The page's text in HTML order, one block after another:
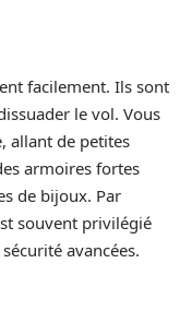
facilement. Ils sont
le vol. Vous
allant de petites
armoires fortes
de bijoux. Par
souvent privilégié
avancées.